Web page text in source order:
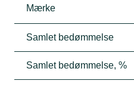
Mærke
Samlet bedømmelse
Samlet bedømmelse, %